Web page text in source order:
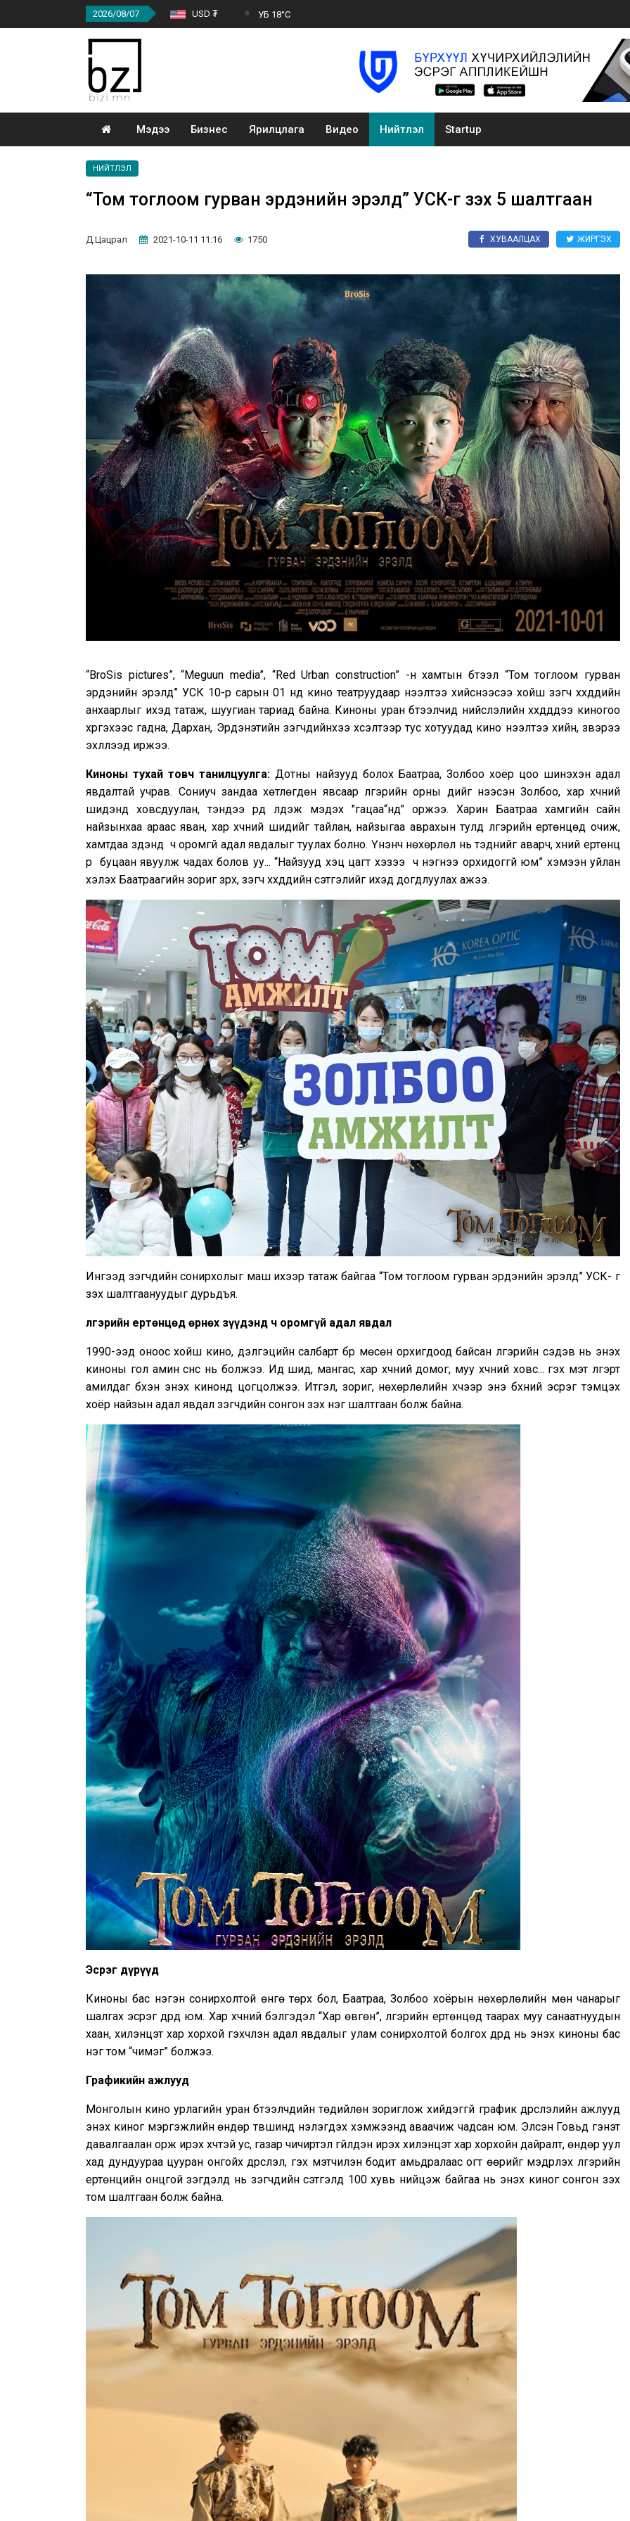
2026/08/07 USD ₮ УБ 18°C
Мэдээ Бизнес Ярилцлага Видео Нийтлэл Startup
НИЙТЛЭЛ
“Том тоглоом гурван эрдэнийн эрэлд” УСК-г үзэх 5 шалтгаан
Д.Цацрал 2021-10-11 11:16 1750 ХУВААЛЦАХ ЖИРГЭХ
“BroSis pictures”, “Meguun media”, “Red Urban construction” -н хамтын бүтээл “Том тоглоом гурван
эрдэнийн эрэлд” УСК 10-р сарын 01 нд кино театруудаар нээлтээ хийснээсээ хойш үзэгч хүүхдүүдийн
анхаарлыг ихэд татаж, шуугиан тариад байна. Киноны уран бүтээлчид нийслэлийн хүүхдүүддээ киногоо
хүргэхээс гадна, Дархан, Эрдэнэтийн үзэгчдийнхээ хүсэлтээр тус хотуудад кино нээлтээ хийн, үзвэрээ
эхлүүлээд иржээ.
Киноны тухай товч танилцуулга: Дотны найзууд болох Баатраа, Золбоо хоёр цоо шинэхэн адал
явдалтай учрав. Сониуч зандаа хөтлөгдөн явсаар үлгэрийн орны үүдийг нээсэн Золбоо, хар хүчний
шидэнд ховсдуулан, тэндээ үүрд үлдэж мэдэх "гацаа“нд" оржээ. Харин Баатраа хамгийн сайн
найзынхаа араас яван, хар хүчний шидийг тайлан, найзыгаа аврахын тулд үлгэрийн ертөнцөд очиж,
хамтдаа зүүдэнд ч оромгүй адал явдалыг туулах болно. Үнэнч нөхөрлөл нь тэднийг аварч, хүний ертөнц
рүү буцаан явуулж чадах болов уу... “Найзууд хэцүү цагт хэзээ ч нэгнээ орхидоггүй юм” хэмээн уйлан
хэлэх Баатраагийн зориг зүрх, үзэгч хүүхдүүдийн сэтгэлийг ихэд догдлуулах ажээ.
Ингээд үзэгчдийн сонирхолыг маш ихээр татаж байгаа “Том тоглоом гурван эрдэнийн эрэлд” УСК- г
үзэх шалтгаануудыг дурьдъя.
Үлгэрийн ертөнцөд өрнөх зүүдэнд ч оромгүй адал явдал
1990-ээд оноос хойш кино, дэлгэцийн салбарт бүр мөсөн орхигдоод байсан үлгэрийн сэдэв нь энэхүү
киноны гол амин сүнс нь болжээ. Ид шид, мангас, хар хүчний домог, муу хүчний ховс... гэх мэт үлгэрт
амилдаг бүхэн энэхүү кинонд цогцолжээ. Итгэл, зориг, нөхөрлөлийн хүчээр энэ бүхний эсрэг тэмцэх
хоёр найзын адал явдал үзэгчдийн сонгон үзэх нэг шалтгаан болж байна.
Эсрэг дүрүүд
Киноны бас нэгэн сонирхолтой өнгө төрх бол, Баатраа, Золбоо хоёрын нөхөрлөлийн мөн чанарыг
шалгах эсрэг дүрүүд юм. Хар хүчний бэлгэдэл “Хар өвгөн”, үлгэрийн ертөнцөд таарах муу санаатнуудын
хаан, хилэнцэт хар хорхой гэхчлэн адал явдалыг улам сонирхолтой болгох дүрүүд нь энэхүү киноны бас
нэг том “чимэг” болжээ.
Графикийн ажлууд
Монголын кино урлагийн уран бүтээлчдийн төдийлөн зориглож хийдэггүй график дүрслэлийн ажлууд
энэхүү киног мэргэжлийн өндөр түвшинд үнэлэгдэх хэмжээнд аваачиж чадсан юм. Элсэн Говьд гэнэт
давалгаалан орж ирэх хүчтэй ус, газар чичиртэл гүйлдэн ирэх хилэнцэт хар хорхойн дайралт, өндөр уул
хад дундуураа цууран онгойх дүрслэл, гэх мэтчилэн бодит амьдралаас огт өөрийг мэдрүүлэх үлгэрийн
ертөнцийн онцгой үзэгдэлүүд нь үзэгчдийн сэтгэлд 100 хувь нийцэж байгаа нь энэхүү киног сонгон үзэх
том шалтгаан болж байна.